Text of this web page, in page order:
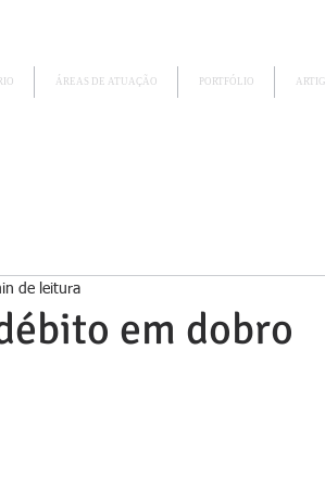
ÁREAS DE ATUAÇÃO PORTFÓLIO
em dobro
de leitura